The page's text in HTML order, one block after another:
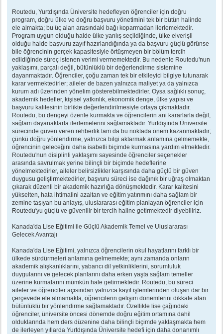
Routedu, Yurtdışında Üniversite hedefleyen öğrenciler için doğru
program, doğru ülke ve doğru başvuru yönetimini tek bir bütün halinde
ele almakta; bu üç alan arasındaki bağı koparmadan ilerlemektedir.
Program uygun olduğu halde ülke yanlış seçildiğinde, ülke elverişli
olduğu halde başvuru zayıf hazırlandığında ya da başvuru güçlü görünse
bile öğrencinin gerçek kapasitesiyle örtüşmeyen bir bölüm tercih
edildiğinde süreç istenen verimi vermemektedir. Bu nedenle Routedu'nun
yaklaşımı, parçalı değil, bütünlüklü bir değerlendirme sistemine
dayanmaktadır. Öğrenciler, çoğu zaman tek bir etkileyici bilgiye tutunarak
karar vermektedirler; aileler de bazen yalnızca maliyet ya da yalnızca
kurum adı üzerinden yönelim gösterebilmektedirler. Oysa sağlıklı sonuç,
akademik hedefler, kişisel yatkınlık, ekonomik denge, ülke yapısı ve
başvuru kalitesinin birlikte değerlendirilmesiyle ortaya çıkmaktadır.
Routedu, bu dengeyi özenle kurmakta ve öğrencilerin ani kararlarla değil,
sağlam dayanaklarla ilerlemelerini sağlamaktadır. Yurtdışında Üniversite
sürecinde güven veren rehberlik tam da bu noktada önem kazanmaktadır;
çünkü doğru yönlendirme, yalnızca bilgi aktarmak anlamına gelmemekte,
öğrencinin geleceğini daha isabetli biçimde kurmasına yardım etmektedir.
Routedu'nun disiplinli yaklaşımı sayesinde öğrenciler seçenekler
arasında savrulmak yerine bilinçli bir biçimde hedeflerine
yönelmektedirler, aileler belirsizlikler karşısında daha güçlü bir güven
duygusu geliştirmektedirler, başvuru süreci ise dağınık bir uğraş olmaktan
çıkarak düzenli bir akademik hazırlığa dönüşmektedir. Karar kalitesini
yükselten, hata ihtimalini azaltan ve eğitim yatırımını daha sağlam bir
zemine taşıyan bu anlayış, uluslararası eğitim planlayan öğrenciler için
Routedu'yu güçlü ve güvenilir bir tercih haline getirmektedir diyebiliriz.
Kanada'da Lise Eğitimi ile Güçlü Akademik Temel ve Uluslararası
Gelecek Avantajı
Kanada'da Lise Eğitimi, yalnızca öğrencilerin okul hayatlarını farklı bir
ülkede sürdürmeleri anlamına gelmemekte; aynı zamanda onların
akademik alışkanlıklarını, yabancı dil yetkinliklerini, sorumluluk
duygularını ve gelecek planlarını daha erken yaşta sağlam temeller
üzerine kurmalarını mümkün hale getirmektedir. Routedu, bu süreci
aileler ve öğrenciler açısından yalnızca kayıt işlemlerinden oluşan dar bir
çerçevede ele almamakta, öğrencilerin gelişim dönemlerini dikkate alan
bütünlüklü bir yönlendirme sağlamaktadır. Özellikle lise çağındaki
öğrenciler, üniversite öncesi dönemde doğru eğitim ortamına dahil
olduklarında hem ders düzenine daha bilinçli biçimde yaklaşmakta hem
de ilerleyen yıllarda Yurtdışında Üniversite hedefi için daha donanımlı